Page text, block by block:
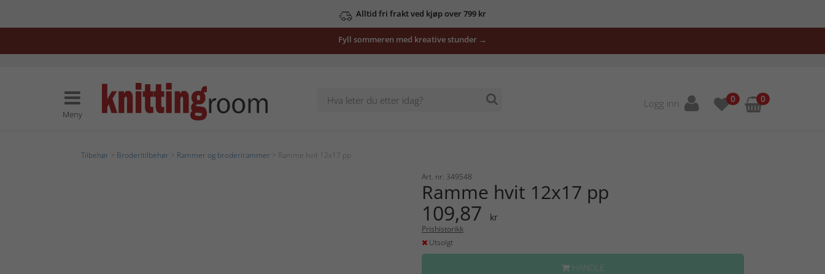
Alltid fri frakt ved kjøp over 799 kr
Fyll sommeren med kreative stunder →
Meny
Logg inn 0 0
Tilbehør Broderitilbehør Rammer og broderirammer > Ramme hvit 12x17 pp
Art. nr: 349548
Ramme hvit 12x17 pp
109,87 kr
Prishistorikk
Utsolgt
HANDLE